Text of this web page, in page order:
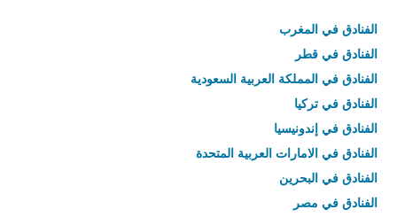
الفنادق في المغرب
الفنادق في قطر
الفنادق في المملكة العربية السعودية
الفنادق في تركيا
الفنادق في إندونيسيا
الفنادق في الامارات العربية المتحدة
الفنادق في البحرين
الفنادق في مصر